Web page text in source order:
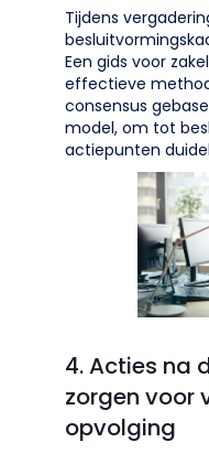
Tijdens
Een gids voor
effectieve
consensus
model, om tot
actiepunten
4. Acties na
zorgen voor
opvolging